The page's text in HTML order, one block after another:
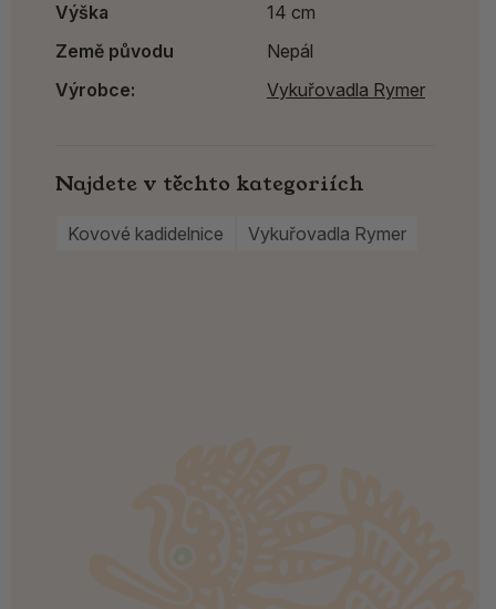
Výška
14 cm
Země původu
Nepál
Výrobce:
Vykuřovadla Rymer
Najdete v těchto kategoriích
Kovové kadidelnice Vykuřovadla Rymer